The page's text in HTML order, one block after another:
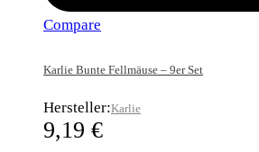
Compare
Karlie Bunte Fellmäuse – 9er Set
Hersteller:Karlie
9,19 €